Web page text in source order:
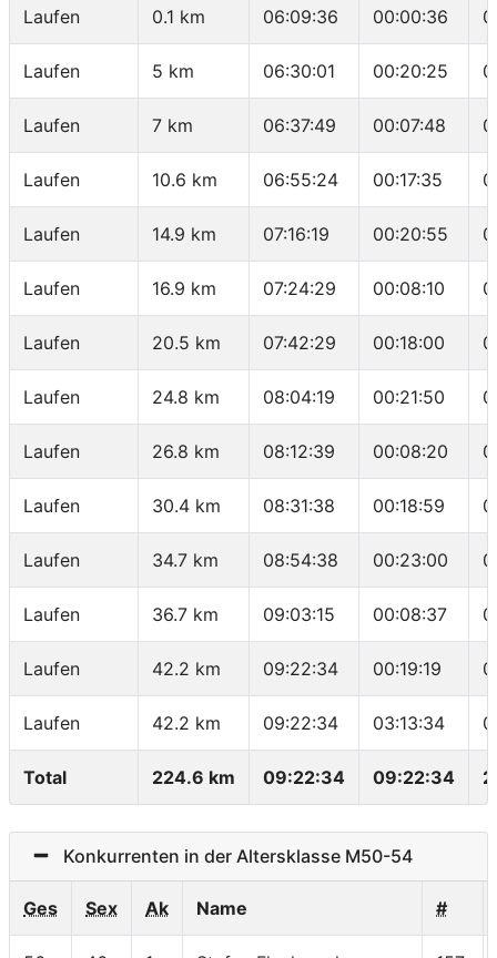
Laufen 0.1 km 06:09:36 00:00:36
Laufen 5 km 06:30:01 00:20:25
Laufen 7 km 06:37:49 00:07:48
Laufen 10.6 km 06:55:24 00:17:35
Laufen 14.9 km 07:16:19 00:20:55
Laufen 16.9 km 07:24:29 00:08:10
Laufen 20.5 km 07:42:29 00:18:00
Laufen 24.8 km 08:04:19 00:21:50
Laufen 26.8 km 08:12:39 00:08:20
Laufen 30.4 km 08:31:38 00:18:59
Laufen 34.7 km 08:54:38 00:23:00
Laufen 36.7 km 09:03:15 00:08:37
Laufen 42.2 km 09:22:34 00:19:19
Laufen 42.2 km 09:22:34 03:13:34
Total 224.6 km 09:22:34 09:22:34
Konkurrenten in der Altersklasse M50-54
Ges Sex Ak Name #